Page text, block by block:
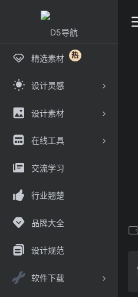
精选素材 热
设计灵感
设计素材
在线工具
交流学习
行业翘楚
品牌大全
设计规范
软件下载